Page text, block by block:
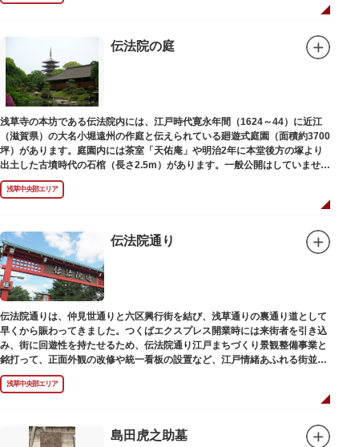
伝法院の庭
浅草寺の本坊である伝法院内には、江戸時代寛永年間（1624～44）に近江
（滋賀県）の大名小堀遠州の作庭と伝えられている廻遊式庭園（面積約3700
坪）があります。庭園内には茶室「天佑庵」や明治2年に本堂後方の塚より
出土した古墳時代の石棺（長さ2.5m）があります。一般公開はしていません
が、不定期で特別公開されることがあります。
浅草中央部エリア
伝法院通り
伝法院通りは、仲見世通りと六区興行街を結び、浅草通りの裏通り道として
早くから賑わってきました。つくばエクスプレス開業時には来街者を引き込
み、街に回遊性を持たせるため、伝法院通り江戸まちづくり景観整備事業と
銘打って、正面外観の改修や統一看板の設置など、江戸情緒あふれる街並み
を再現する景観整備を進めてきました。
浅草中央部エリア
島田虎之助墓